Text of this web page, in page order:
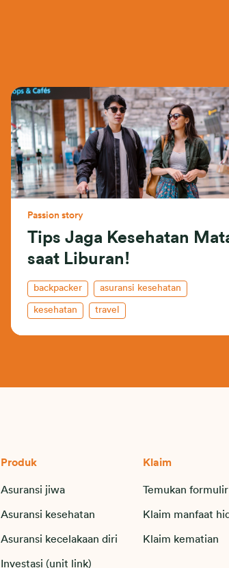
Passion story
Tips Jaga Kesehatan
saat Liburan!
backpacker asuransi kesehatan
kesehatan travel
Produk
Asuransi jiwa
Asuransi kesehatan
Asuransi kecelakaan diri
Investasi (unit link)
Klaim
Temukan formulir
Klaim manfaat
Klaim kematian